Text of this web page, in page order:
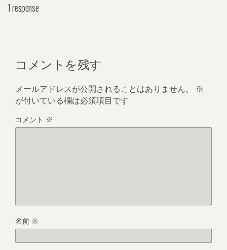
1 response
コメントを残す
メールアドレスが公開されることはありません。
※
が付いている欄は必須項目です
コメント ※
名前 ※